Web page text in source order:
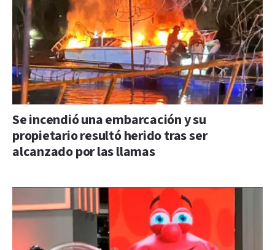
Se incendió una embarcación y su
propietario resultó herido tras ser
alcanzado por las llamas